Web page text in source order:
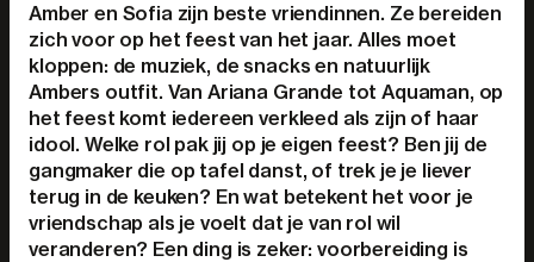
Amber en Sofia zijn beste vriendinnen. Ze bereiden
zich voor op het feest van het jaar. Alles moet
kloppen: de muziek, de snacks en natuurlijk
Ambers outfit. Van Ariana Grande tot Aquaman, op
het feest komt iedereen verkleed als zijn of haar
idool. Welke rol pak jij op je eigen feest? Ben jij de
gangmaker die op tafel danst, of trek je je liever
terug in de keuken? En wat betekent het voor je
vriendschap als je voelt dat je van rol wil
veranderen? Een ding is zeker: voorbereiding is